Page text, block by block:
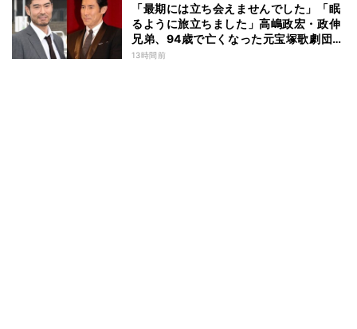
「最期には立ち会えませんでした」「眠
るように旅立ちました」高嶋政宏・政伸
兄弟、94歳で亡くなった元宝塚歌劇団ト
ップスターの母・寿美花代を追悼 ここ
13時間前